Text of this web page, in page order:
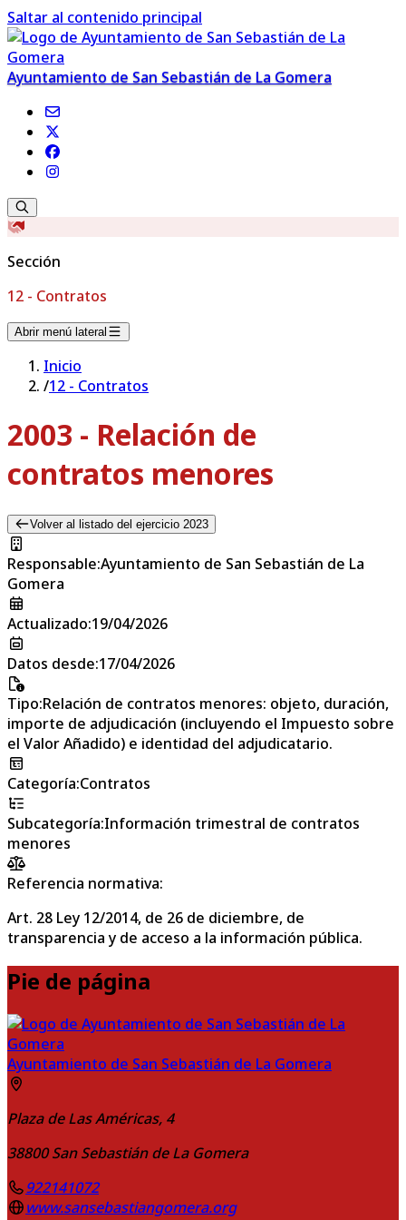
Saltar al contenido principal
Ayuntamiento de San Sebastián de La Gomera
Sección
12 - Contratos
Abrir menú lateral
Inicio
/12 - Contratos
2003 - Relación de
contratos menores
Volver al listado del ejercicio 2023
Responsable:Ayuntamiento de San Sebastián de La
Gomera
Actualizado:19/04/2026
Datos desde:17/04/2026
Tipo:Relación de contratos menores: objeto, duración,
importe de adjudicación (incluyendo el Impuesto sobre
el Valor Añadido) e identidad del adjudicatario.
Categoría:Contratos
Subcategoría:Información trimestral de contratos
menores
Referencia normativa:
Art. 28 Ley 12/2014, de 26 de diciembre, de
transparencia y de acceso a la información pública.
Pie de página
Ayuntamiento de San Sebastián de La Gomera
Plaza de Las Américas, 4
38800 San Sebastián de La Gomera
922141072
www.sansebastiangomera.org